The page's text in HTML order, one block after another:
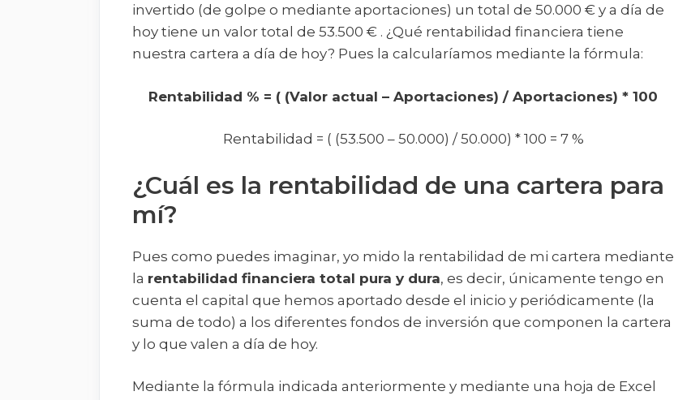
invertido (de golpe o mediante aportaciones) un total de 50.000 € y a día de
hoy tiene un valor total de 53.500 € . ¿Qué rentabilidad financiera tiene
nuestra cartera a día de hoy? Pues la calcularíamos mediante la fórmula:
Rentabilidad % = ( (Valor actual – Aportaciones) / Aportaciones) * 100
Rentabilidad = ( (53.500 – 50.000) / 50.000) * 100 = 7 %
¿Cuál es la rentabilidad de una cartera para
mí?
Pues como puedes imaginar, yo mido la rentabilidad de mi cartera mediante
la rentabilidad financiera total pura y dura, es decir, únicamente tengo en
cuenta el capital que hemos aportado desde el inicio y periódicamente (la
suma de todo) a los diferentes fondos de inversión que componen la cartera
y lo que valen a día de hoy.
Mediante la fórmula indicada anteriormente y mediante una hoja de Excel